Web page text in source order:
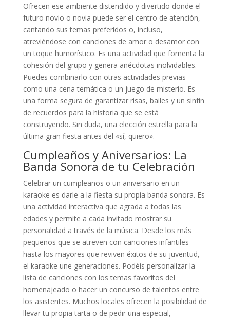
Ofrecen ese ambiente distendido y divertido donde el
futuro novio o novia puede ser el centro de atención,
cantando sus temas preferidos o, incluso,
atreviéndose con canciones de amor o desamor con
un toque humorístico. Es una actividad que fomenta la
cohesión del grupo y genera anécdotas inolvidables.
Puedes combinarlo con otras actividades previas
como una cena temática o un juego de misterio. Es
una forma segura de garantizar risas, bailes y un sinfín
de recuerdos para la historia que se está
construyendo. Sin duda, una elección estrella para la
última gran fiesta antes del «sí, quiero».
Cumpleaños y Aniversarios: La
Banda Sonora de tu Celebración
Celebrar un cumpleaños o un aniversario en un
karaoke es darle a la fiesta su propia banda sonora. Es
una actividad interactiva que agrada a todas las
edades y permite a cada invitado mostrar su
personalidad a través de la música. Desde los más
pequeños que se atreven con canciones infantiles
hasta los mayores que reviven éxitos de su juventud,
el karaoke une generaciones. Podéis personalizar la
lista de canciones con los temas favoritos del
homenajeado o hacer un concurso de talentos entre
los asistentes. Muchos locales ofrecen la posibilidad de
llevar tu propia tarta o de pedir una especial,